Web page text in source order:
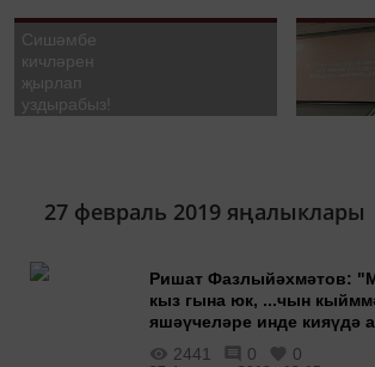
Сишәмбе
кичләрен
җырлап
уздырабыз!
27 февраль 2019 яңалыклары
Ришат Фазлыйәхмәтов:
кыз гына юк, ...чын
яшәүчеләре инде кияүдә
2441
0 0